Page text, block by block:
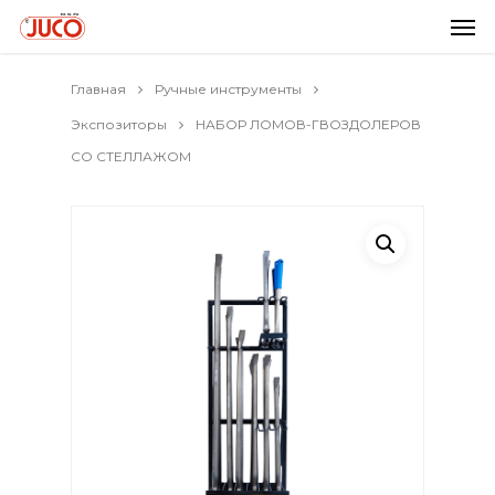
Главная Ручные инструменты
Экспозиторы
НАБОР ЛОМОВ-ГВОЗДОЛЕРОВ
СО СТЕЛЛАЖОМ